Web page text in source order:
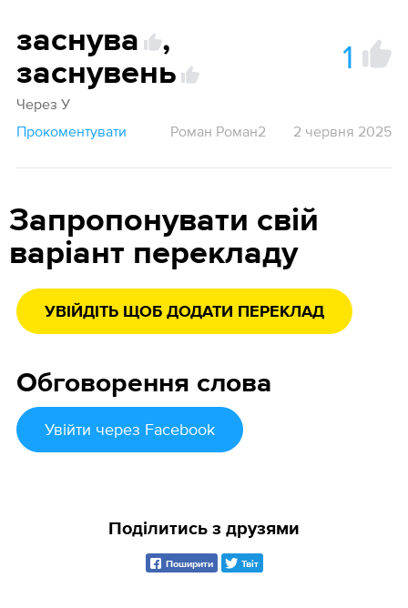
заснува
,
заснувень
1
Через У
Прокоментувати
Роман Роман2 2 червня 2025
Запропонувати свій
варіант перекладу
УВІЙДІТЬ ЩОБ ДОДАТИ ПЕРЕКЛАД
Обговорення слова
Увійти через Facebook
Поділитись з друзями
Поширити Твіт